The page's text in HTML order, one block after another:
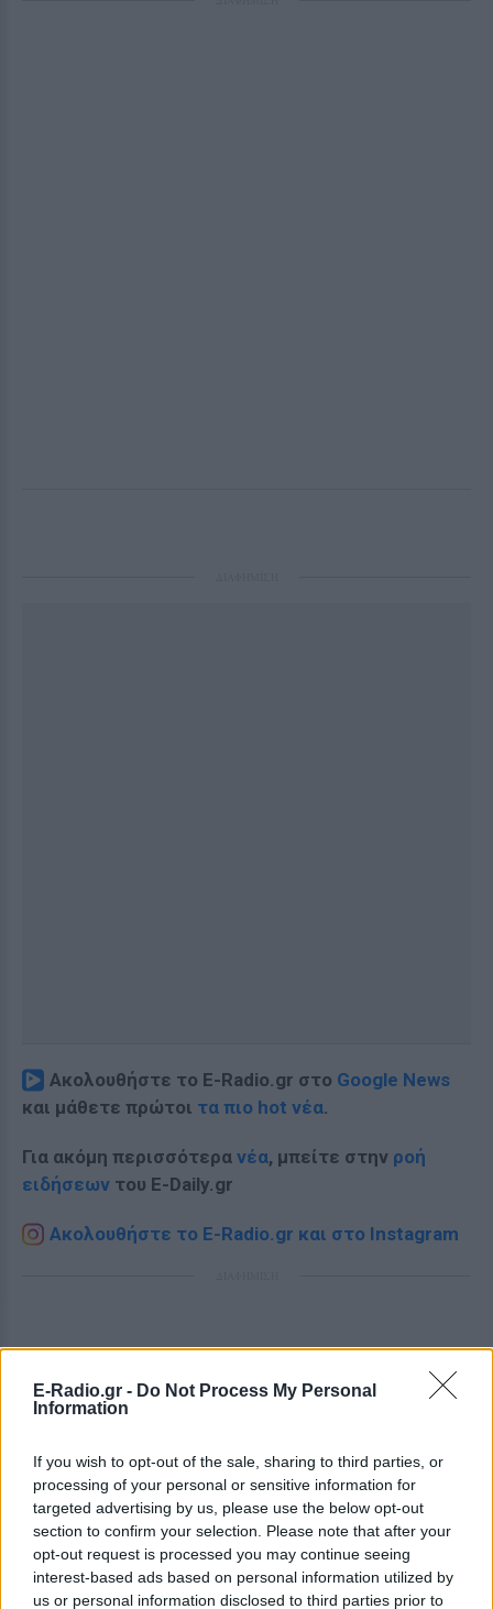
E-Radio.gr - Do Not Process My Personal
Information
If you wish to opt-out of the sale, sharing to third parties, or
processing of your personal or sensitive information for
targeted advertising by us, please use the below opt-out
section to confirm your selection. Please note that after your
opt-out request is processed you may continue seeing
interest-based ads based on personal information utilized by
us or personal information disclosed to third parties prior to
Ακολουθήστε το E-Radio.gr στο Google News
και μάθετε πρώτοι τα πιο hot νέα.
Για ακόμη περισσότερα νέα, μπείτε στην ροή
ειδήσεων του E-Daily.gr
Ακολουθήστε το E-Radio.gr και στο Instagram